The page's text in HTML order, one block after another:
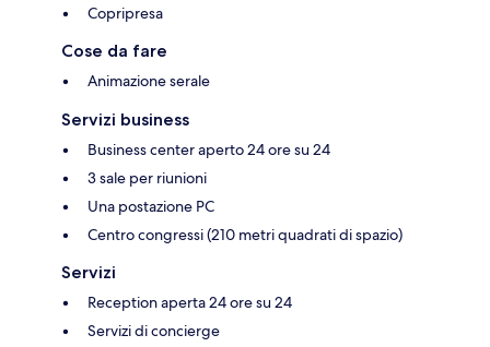
Copripresa
Cose da fare
Animazione serale
Servizi business
Business center aperto 24 ore su 24
3 sale per riunioni
Una postazione PC
Centro congressi (210 metri quadrati di spazio)
Servizi
Reception aperta 24 ore su 24
Servizi di concierge